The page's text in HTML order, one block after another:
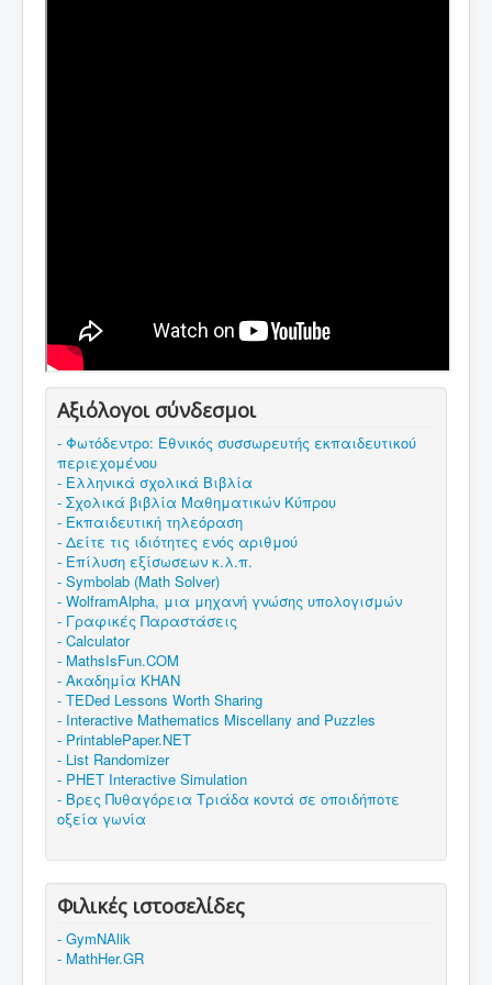
Αξιόλογοι σύνδεσμοι
- Φωτόδεντρο: Εθνικός συσσωρευτής εκπαιδευτικού
περιεχομένου
- Ελληνικά σχολικά Βιβλία
- Σχολικά βιβλία Μαθηματικών Κύπρου
- Εκπαιδευτική τηλεόραση
- Δείτε τις ιδιότητες ενός αριθμού
- Επίλυση εξίσωσεων κ.λ.π.
- Symbolab (Math Solver)
- WolframAlpha, μια μηχανή γνώσης υπολογισμών
- Γραφικές Παραστάσεις
- Calculator
- MathsIsFun.COM
- Ακαδημία KHAN
- TEDed Lessons Worth Sharing
- Interactive Mathematics Miscellany and Puzzles
- PrintablePaper.NET
- List Randomizer
- PHET Interactive Simulation
- Βρες Πυθαγόρεια Τριάδα κοντά σε οποιδήποτε
οξεία γωνία
Φιλικές ιστοσελίδες
- GymNAlik
- MathHer.GR